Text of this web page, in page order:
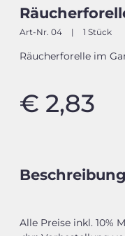
Art-Nr. 04 | 1 Stück
Räucherforelle im
€ 2,83
Beschreibung
Alle Preise inkl. 10%